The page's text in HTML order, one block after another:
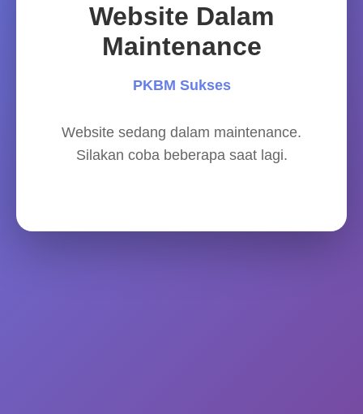
Website Dalam
Maintenance
PKBM Sukses
Website sedang dalam maintenance.
Silakan coba beberapa saat lagi.